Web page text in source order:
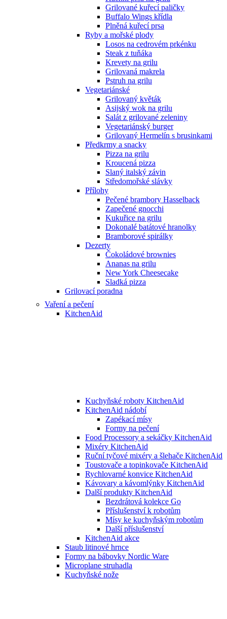
Grilované kuřecí paličky
Buffalo Wings křídla
Plněná kuřecí prsa
Ryby a mořské plody
Losos na cedrovém prkénku
Steak z tuňáka
Krevety na grilu
Grilovaná makrela
Pstruh na grilu
Vegetariánské
Grilovaný květák
Asijský wok na grilu
Salát z grilované zeleniny
Vegetariánský burger
Grilovaný Hermelín s brusinkami
Předkrmy a snacky
Pizza na grilu
Kroucená pizza
Slaný italský závin
Středomořské slávky
Přílohy
Pečené brambory Hasselback
Zapečené gnocchi
Kukuřice na grilu
Dokonalé batátové hranolky
Bramborové spirálky
Dezerty
Čokoládové brownies
Ananas na grilu
New York Cheesecake
Sladká pizza
Grilovací poradna
Vaření a pečení
KitchenAid
Kuchyňské roboty KitchenAid
KitchenAid nádobí
Zapékací mísy
Formy na pečení
Food Processory a sekáčky KitchenAid
Mixéry KitchenAid
Ruční tyčové mixéry a šlehače KitchenAid
Toustovače a topinkovače KitchenAid
Rychlovarné konvice KitchenAid
Kávovary a kávomlýnky KitchenAid
Další produkty KitchenAid
Bezdrátová kolekce Go
Příslušenství k robotům
Mísy ke kuchyňským robotům
Další příslušenství
KitchenAid akce
Staub litinové hrnce
Formy na bábovky Nordic Ware
Microplane struhadla
Kuchyňské nože